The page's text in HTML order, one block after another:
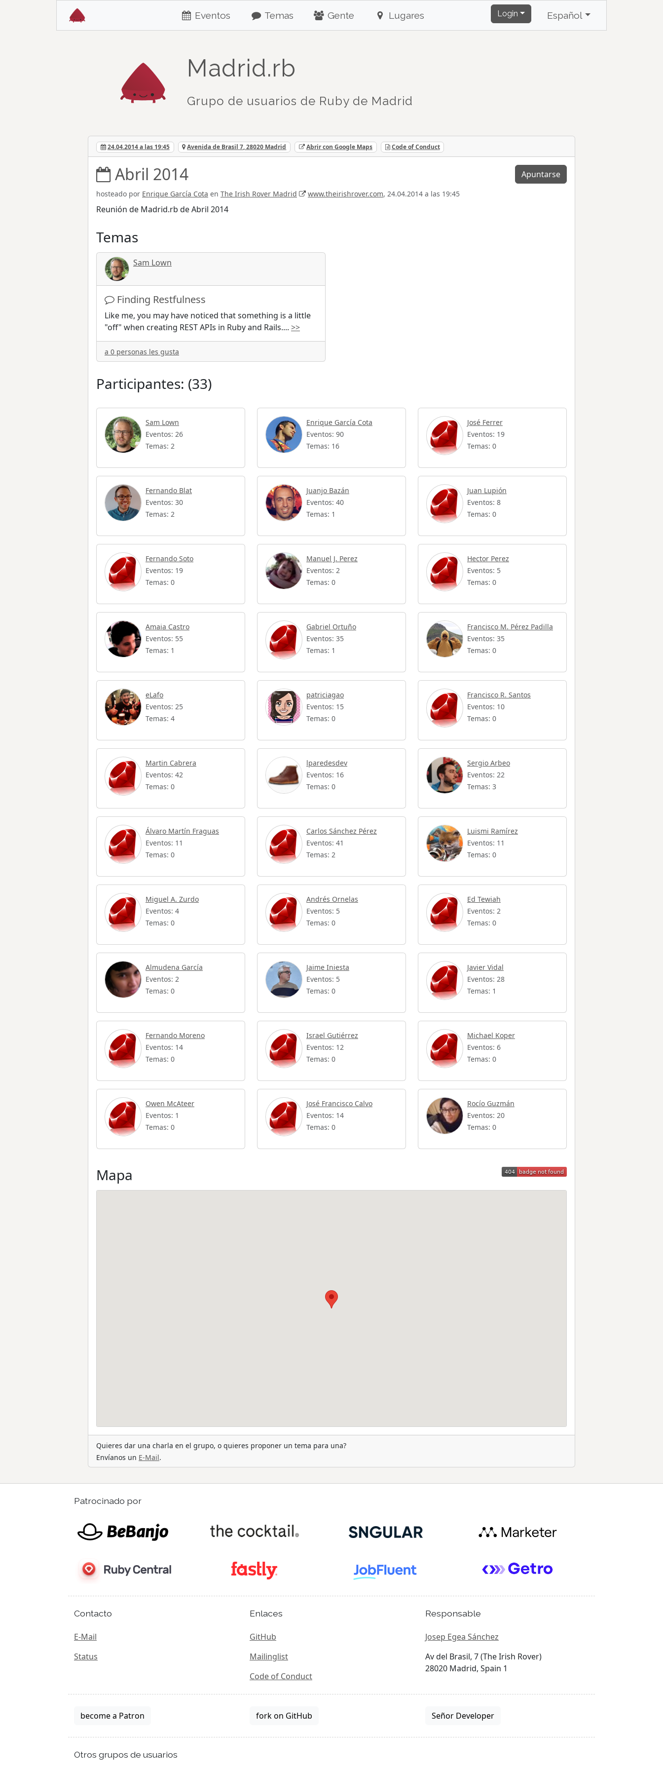
Eventos Temas Gente Lugares Login Español
Madrid.rb
Grupo de usuarios de Ruby de Madrid
24.04.2014 a las 19:45 Avenida de Brasil 7, 28020 Madrid Abrir con Google Maps Code of Conduct
Abril 2014
hosteado por Enrique García Cota en The Irish Rover Madrid www.theirishrover.com, 24.04.2014 a las 19:45
Apuntarse
Reunión de Madrid.rb de Abril 2014
Temas
Sam Lown
Finding Restfulness
Like me, you may have noticed that something is a little
"off" when creating REST APIs in Ruby and Rails.... >>
a 0 personas les gusta
Participantes: (33)
Sam Lown
Eventos: 26
Temas: 2
Enrique García Cota
Eventos: 90
Temas: 16
José Ferrer
Eventos: 19
Temas: 0
Fernando Blat
Eventos: 30
Temas: 2
Juanjo Bazán
Eventos: 40
Temas: 1
Juan Lupión
Eventos: 8
Temas: 0
Fernando Soto
Eventos: 19
Temas: 0
Manuel J. Perez
Eventos: 2
Temas: 0
Hector Perez
Eventos: 5
Temas: 0
Amaia Castro
Eventos: 55
Temas: 1
Gabriel Ortuño
Eventos: 35
Temas: 1
Francisco M. Pérez Padilla
Eventos: 35
Temas: 0
eLafo
Eventos: 25
Temas: 4
patriciagao
Eventos: 15
Temas: 0
Francisco R. Santos
Eventos: 10
Temas: 0
Martin Cabrera
Eventos: 42
Temas: 0
lparedesdev
Eventos: 16
Temas: 0
Sergio Arbeo
Eventos: 22
Temas: 3
Álvaro Martín Fraguas
Eventos: 11
Temas: 0
Carlos Sánchez Pérez
Eventos: 41
Temas: 2
Luismi Ramírez
Eventos: 11
Temas: 0
Miguel A. Zurdo
Eventos: 4
Temas: 0
Andrés Ornelas
Eventos: 5
Temas: 0
Ed Tewiah
Eventos: 2
Temas: 0
Almudena García
Eventos: 2
Temas: 0
Jaime Iniesta
Eventos: 5
Temas: 0
Javier Vidal
Eventos: 28
Temas: 1
Fernando Moreno
Eventos: 14
Temas: 0
Israel Gutiérrez
Eventos: 12
Temas: 0
Michael Koper
Eventos: 6
Temas: 0
Owen McAteer
Eventos: 1
Temas: 0
José Francisco Calvo
Eventos: 14
Temas: 0
Rocío Guzmán
Eventos: 20
Temas: 0
Mapa
Quieres dar una charla en el grupo, o quieres proponer un tema para una?
Envíanos un E-Mail.
Patrocinado por
Contacto
E-Mail
Status
Enlaces
GitHub
Mailinglist
Code of Conduct
Responsable
Josep Egea Sánchez
Av del Brasil, 7 (The Irish Rover)
28020 Madrid, Spain 1
become a Patron fork on GitHub Señor Developer
Otros grupos de usuarios